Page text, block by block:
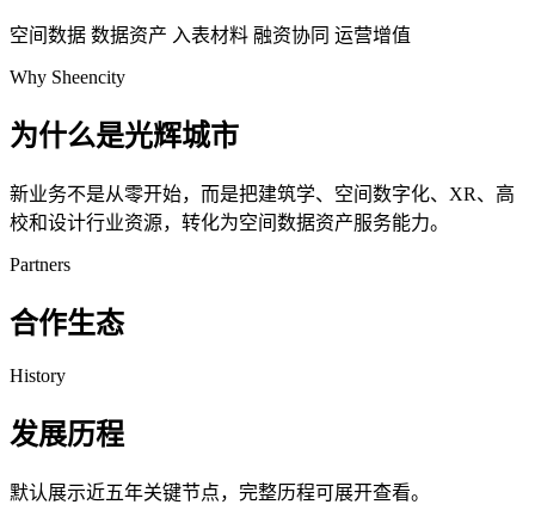
空间数据 数据资产 入表材料 融资协同 运营增值
Why Sheencity
为什么是光辉城市
新业务不是从零开始，而是把建筑学、空间数字化、XR、高
校和设计行业资源，转化为空间数据资产服务能力。
Partners
合作生态
History
发展历程
默认展示近五年关键节点，完整历程可展开查看。